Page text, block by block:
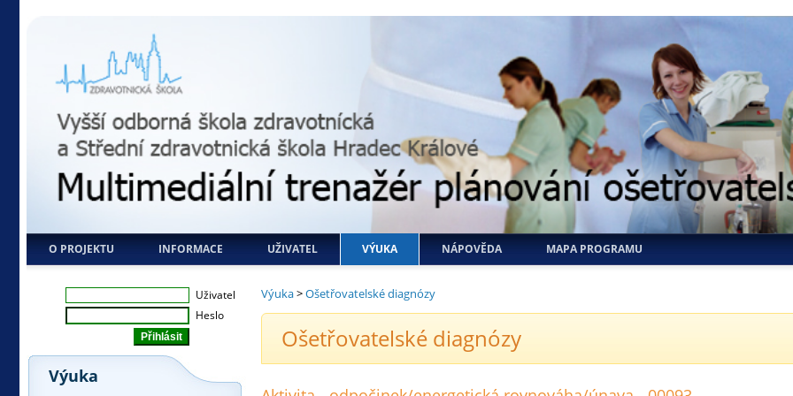
O PROJEKTU INFORMACE UŽIVATEL VÝUKA NÁPOVĚDA MAPA PROGRAMU
Uživatel
Heslo
Výuka
Výuka>Ošetřovatelské diagnózy
Ošetřovatelské diagnózy